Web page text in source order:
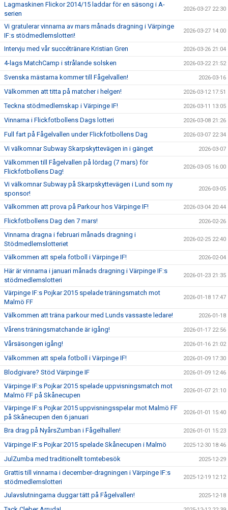
Lagmaskinen Flickor 2014/15 laddar för en säsong i A-
serien
2026-03-27 22:30
Vi gratulerar vinnarna av mars månads dragning i Värpinge
IF:s stödmedlemslotteri!
2026-03-27 14:00
Intervju med vår succétränare Kristian Gren 2026-03-26 21:04
4-lags MatchCamp i strålande solsken 2026-03-22 21:52
Svenska mästarna kommer till Fågelvallen! 2026-03-16
Välkommen att titta på matcher i helgen! 2026-03-12 17:51
Teckna stödmedlemskap i Värpinge IF! 2026-03-11 13:05
Vinnarna i Flickfotbollens Dags lotteri 2026-03-08 21:26
Full fart på Fågelvallen under Flickfotbollens Dag 2026-03-07 22:34
Vi välkomnar Subway Skarpskyttevägen in i gänget 2026-03-07
Välkommen till Fågelvallen på lördag (7 mars) för
Flickfotbollens Dag!
2026-03-05 16:00
Vi välkomnar Subway på Skarpskyttevägen i Lund som ny
sponsor!
2026-03-05
Välkommen att prova på Parkour hos Värpinge IF! 2026-03-04 20:44
Flickfotbollens Dag den 7 mars! 2026-02-26
Vinnarna dragna i februari månads dragning i
Stödmedlemslotteriet
2026-02-25 22:40
Välkommen att spela fotboll i Värpinge IF! 2026-02-04
Här är vinnarna i januari månads dragning i Värpinge IF:s
stödmedlemslotteri
2026-01-23 21:35
Värpinge IF:s Pojkar 2015 spelade träningsmatch mot
Malmö FF
2026-01-18 17:47
Välkommen att träna parkour med Lunds vassaste ledare! 2026-01-18
Vårens träningsmatchande är igång! 2026-01-17 22:56
Vårsäsongen igång! 2026-01-16 21:02
Välkommen att spela fotboll i Värpinge IF! 2026-01-09 17:30
Blodgivare? Stöd Värpinge IF 2026-01-09 12:46
Värpinge IF:s Pojkar 2015 spelade uppvisningsmatch mot
Malmö FF på Skånecupen
2026-01-07 21:10
Värpinge IF:s Pojkar 2015 uppvisningsspelar mot Malmö FF
på Skånecupen den 6 januari
2026-01-01 15:40
Bra drag på NyårsZumban i Fågelhallen! 2026-01-01 15:23
Värpinge IF:s Pojkar 2015 spelade Skånecupen i Malmö 2025-12-30 18:46
JulZumba med traditionellt tomtebesök 2025-12-29
Grattis till vinnarna i december-dragningen i Värpinge IF:s
stödmedlemslotteri
2025-12-19 12:12
Julavslutningarna duggar tätt på Fågelvallen! 2025-12-18